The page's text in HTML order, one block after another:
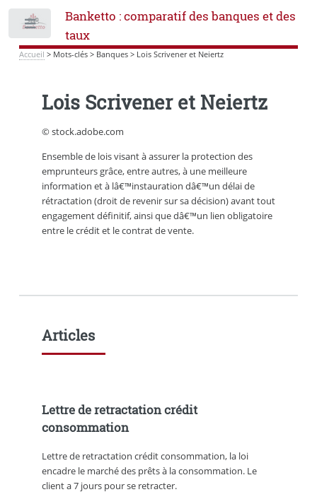
Banketto : comparatif des banques et des
taux
Accueil > Mots-clés> Banques> Lois Scrivener et Neiertz
Lois Scrivener et Neiertz
© stock.adobe.com
Ensemble de lois visant à assurer la protection des
emprunteurs grâce, entre autres, à une meilleure
information et à lâ€™instauration dâ€™un délai de
rétractation (droit de revenir sur sa décision) avant tout
engagement définitif, ainsi que dâ€™un lien obligatoire
entre le crédit et le contrat de vente.
Articles
Lettre de retractation crédit
consommation
Lettre de retractation crédit consommation, la loi
encadre le marché des prêts à la consommation. Le
client a 7 jours pour se retracter.